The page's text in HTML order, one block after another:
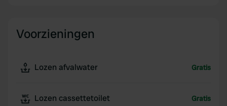
Voorzieningen
Lozen afvalwater Gratis
Lozen cassettetoilet Gratis